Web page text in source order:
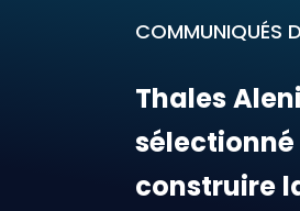
COMMUNIQUÉS
Thales
Thales
sélectionné
construire